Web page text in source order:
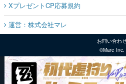
XプレゼントCP応募規約
運営：株式会社マレ
お問い合わ
©Mare Inc.